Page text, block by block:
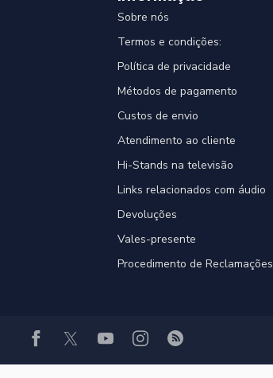
Sobre nós
Termos e condições:
Política de privacidade
Métodos de pagamento
Custos de envio
Atendimento ao cliente
Hi-Stands na televisão
Links relacionados com áudio
Devoluções
Vales-presente
Procedimento de Reclamações